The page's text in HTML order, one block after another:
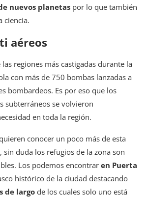
nuevos planetas por lo que también
ciencia.
aéreos
regiones más castigadas durante la
con más de 750 bombas lanzadas a
bombardeos. Es por eso que los
subterráneos se volvieron
en toda la región.
conocer un poco más de esta
sin duda los refugios de la zona son
Los podemos encontrar en Puerta
histórico de la ciudad destacando
de largo de los cuales solo uno está